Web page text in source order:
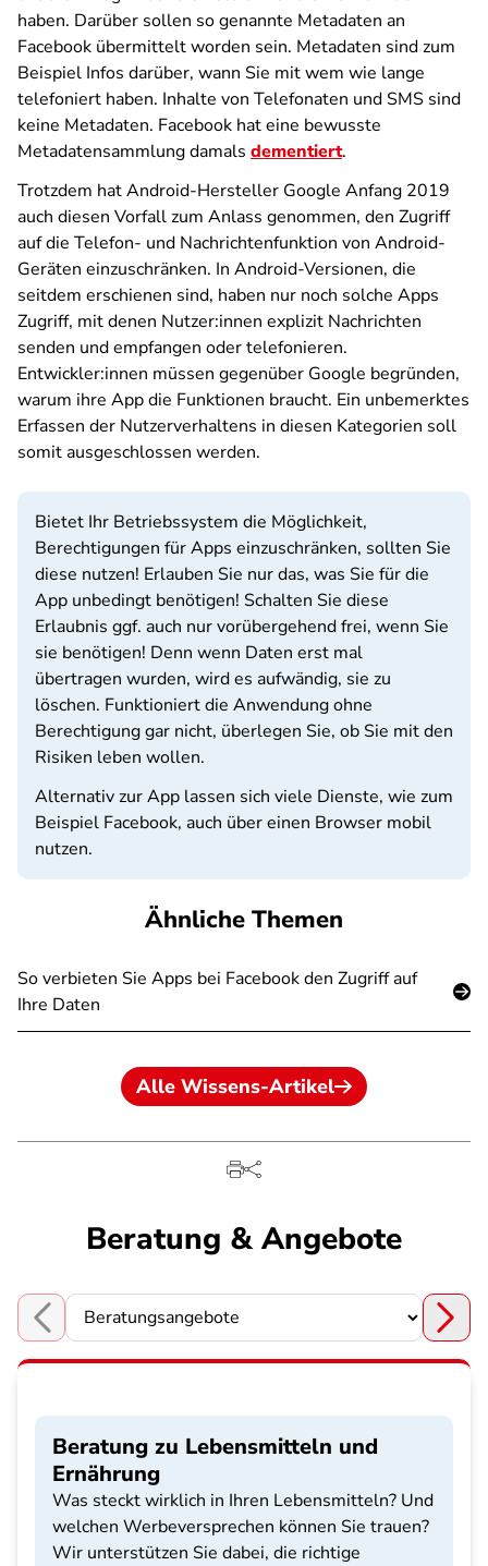
haben. Darüber sollen so genannte Metadaten an
Facebook übermittelt worden sein. Metadaten sind zum
Beispiel Infos darüber, wann Sie mit wem wie lange
telefoniert haben. Inhalte von Telefonaten und SMS sind
keine Metadaten. Facebook hat eine bewusste
Metadatensammlung damals dementiert.
Trotzdem hat Android-Hersteller Google Anfang 2019
auch diesen Vorfall zum Anlass genommen, den Zugriff
auf die Telefon- und Nachrichtenfunktion von Android-
Geräten einzuschränken. In Android-Versionen, die
seitdem erschienen sind, haben nur noch solche Apps
Zugriff, mit denen Nutzer:innen explizit Nachrichten
senden und empfangen oder telefonieren.
Entwickler:innen müssen gegenüber Google begründen,
warum ihre App die Funktionen braucht. Ein unbemerktes
Erfassen der Nutzerverhaltens in diesen Kategorien soll
somit ausgeschlossen werden.
Bietet Ihr Betriebssystem die Möglichkeit,
Berechtigungen für Apps einzuschränken, sollten Sie
diese nutzen! Erlauben Sie nur das, was Sie für die
App unbedingt benötigen! Schalten Sie diese
Erlaubnis ggf. auch nur vorübergehend frei, wenn Sie
sie benötigen! Denn wenn Daten erst mal
übertragen wurden, wird es aufwändig, sie zu
löschen. Funktioniert die Anwendung ohne
Berechtigung gar nicht, überlegen Sie, ob Sie mit den
Risiken leben wollen.
Alternativ zur App lassen sich viele Dienste, wie zum
Beispiel Facebook, auch über einen Browser mobil
nutzen.
Ähnliche Themen
So verbieten Sie Apps bei Facebook den Zugriff auf
Ihre Daten
Alle Wissens-Artikel
Beratung & Angebote
Choose a section
Beratung zu Lebensmitteln und
Ernährung
Was steckt wirklich in Ihren Lebensmitteln? Und
welchen Werbeversprechen können Sie trauen?
Wir unterstützen Sie dabei, die richtige